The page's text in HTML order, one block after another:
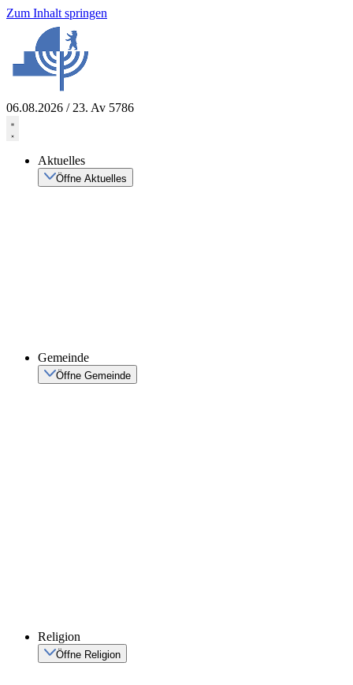
Zum Inhalt springen
06.08.2026 / 23. Av 5786
Aktuelles
Öffne Aktuelles
Gemeinde
Öffne Gemeinde
Religion
Öffne Religion